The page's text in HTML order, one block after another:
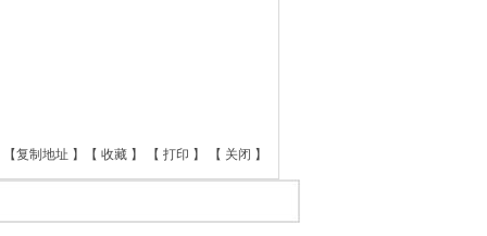
【复制地址 】【 收藏 】 【 打印 】 【 关闭 】